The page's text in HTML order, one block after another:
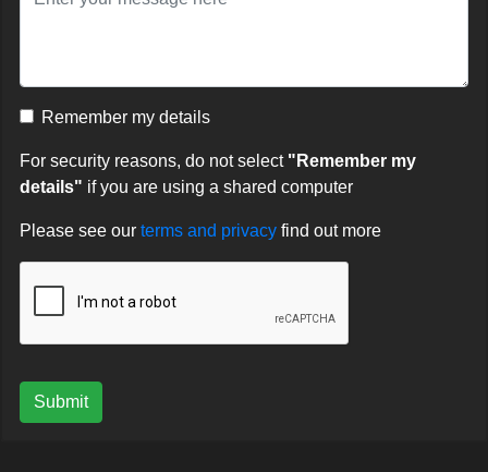
Remember my details
For security reasons, do not select "Remember my
details" if you are using a shared computer
Please see our terms and privacy find out more
Submit